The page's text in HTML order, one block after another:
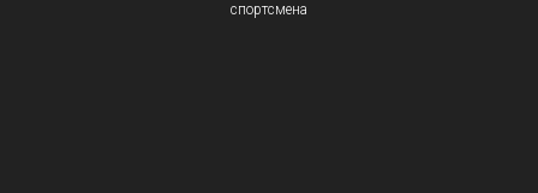
спортсмена